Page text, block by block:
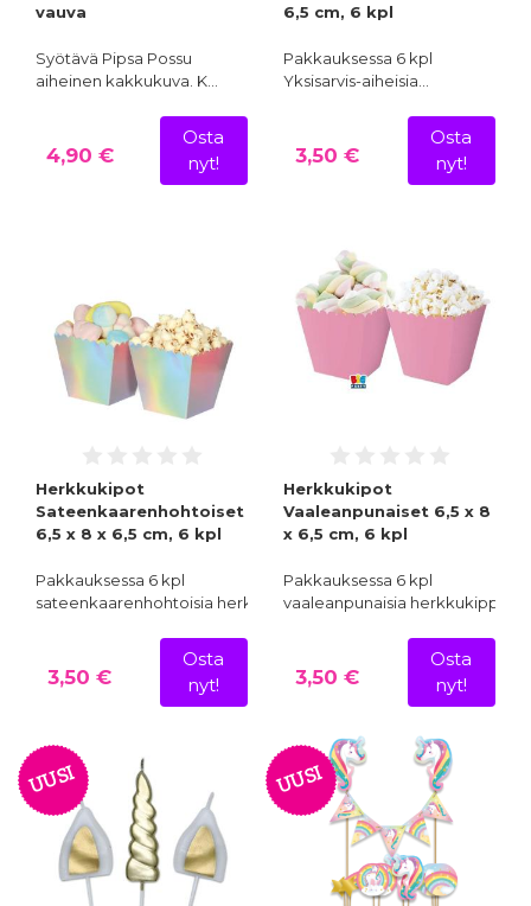
vauva
Syötävä Pipsa Possu
aiheinen kakkukuva. K…
4,90 €
Osta
nyt!
6,5 cm, 6 kpl
Pakkauksessa 6 kpl
Yksisarvis-aiheisia…
3,50 €
Osta
nyt!
Herkkukipot
Sateenkaarenhohtoiset
6,5 x 8 x 6,5 cm, 6 kpl
Pakkauksessa 6 kpl
sateenkaarenhohtoisia herkkuk…
3,50 €
Osta
nyt!
Herkkukipot
Vaaleanpunaiset 6,5 x 8
x 6,5 cm, 6 kpl
Pakkauksessa 6 kpl
vaaleanpunaisia
3,50 €
Osta
nyt!
UUSI UUSI